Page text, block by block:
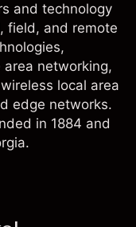
and technology
field, and remote
networking,
local area
edge networks.
in 1884 and